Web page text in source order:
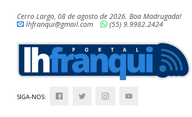
Cerro Largo, 08 de agosto de 2026. Boa Madrugada!
lhfranqui@gmail.com
(55) 9.9982.2424
SIGA-NOS: